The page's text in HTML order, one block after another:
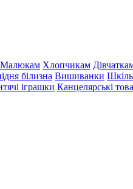
Малюкам Хлопчикам
білизна Вишиванки
іграшки Канцелярські